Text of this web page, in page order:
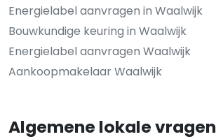
Energielabel aanvragen in Waalwijk
Bouwkundige keuring in Waalwijk
Energielabel aanvragen Waalwijk
Aankoopmakelaar Waalwijk
Algemene lokale vragen